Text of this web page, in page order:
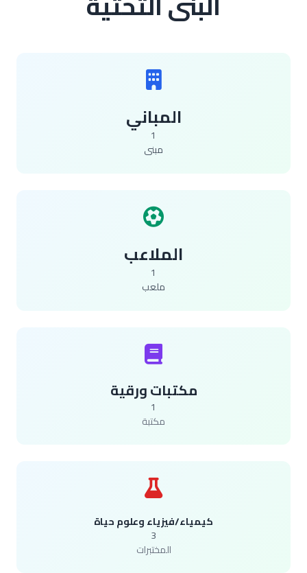
المباني
مبنى
الملاعب
ملعب
مكتبات ورقية
مكتبة
كيمياء/فيزياء وعلوم حياة
3
المختبرات